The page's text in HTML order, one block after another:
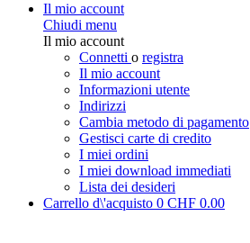
Il mio account
Chiudi menu
Il mio account
Connetti o registra
Il mio account
Informazioni utente
Indirizzi
Cambia metodo di pagamento
Gestisci carte di credito
I miei ordini
I miei download immediati
Lista dei desideri
Carrello d\'acquisto 0 CHF 0.00